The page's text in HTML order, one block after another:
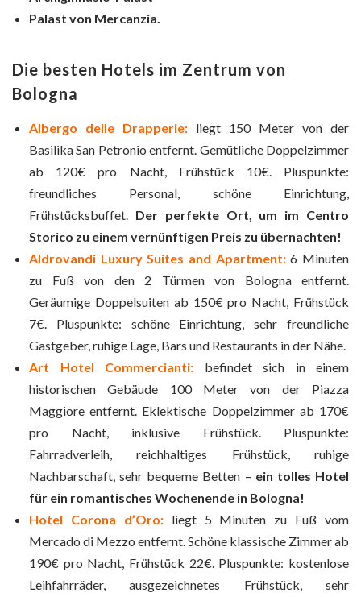
Palast von Mercanzia.
Die besten Hotels im Zentrum von
Bologna
Albergo delle Drapperie: liegt 150 Meter von der
Basilika San Petronio entfernt. Gemütliche Doppelzimmer
ab 120€ pro Nacht, Frühstück 10€. Pluspunkte:
freundliches Personal, schöne Einrichtung,
Frühstücksbuffet. Der perfekte Ort, um im Centro
Storico zu einem vernünftigen Preis zu übernachten!
Aldrovandi Luxury Suites and Apartment:6 Minuten
zu Fuß von den 2 Türmen von Bologna entfernt.
Geräumige Doppelsuiten ab 150€ pro Nacht, Frühstück
7€. Pluspunkte: schöne Einrichtung, sehr freundliche
Gastgeber, ruhige Lage, Bars und Restaurants in der Nähe.
Art Hotel Commercianti: befindet sich in einem
historischen Gebäude 100 Meter von der Piazza
Maggiore entfernt. Eklektische Doppelzimmer ab 170€
pro Nacht, inklusive Frühstück. Pluspunkte:
Fahrradverleih, reichhaltiges Frühstück, ruhige
Nachbarschaft, sehr bequeme Betten – ein tolles Hotel
für ein romantisches Wochenende in Bologna!
Hotel Corona d’Oro:liegt 5 Minuten zu Fuß vom
Mercado di Mezzo entfernt. Schöne klassische Zimmer ab
190€ pro Nacht, Frühstück 22€. Pluspunkte: kostenlose
Leihfahrräder, ausgezeichnetes Frühstück, sehr